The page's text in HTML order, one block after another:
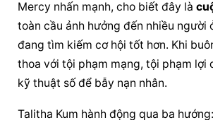
Mercy nhấn mạnh, cho biết đây là
toàn cầu ảnh hưởng đến nhiều người
đang tìm kiếm cơ hội tốt hơn. Khi
thoa với tội phạm mạng, tội phạm lợi
kỹ thuật số để bẫy nạn nhân.
Talitha Kum hành động qua ba